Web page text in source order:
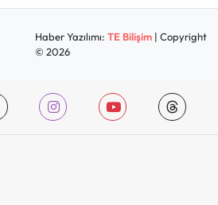
Haber Yazılımı: TE Bilişim| Copyright
© 2026